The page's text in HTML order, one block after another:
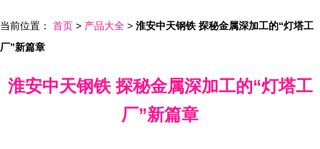
当前位置： 首页 > 产品大全 > 淮安中天钢铁 探秘金属深加工的“灯塔工
厂”新篇章
淮安中天钢铁 探秘金属深加工的“灯塔工
厂”新篇章